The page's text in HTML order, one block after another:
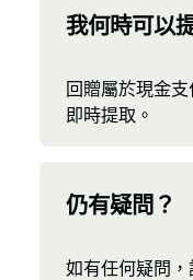
我何時可以
回贈屬於現金
即時提取。
仍有疑問？
如有任何疑問，